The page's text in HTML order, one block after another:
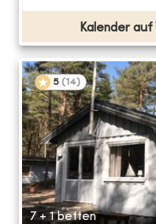
Kalender
5 (14)
7 + 1 betten